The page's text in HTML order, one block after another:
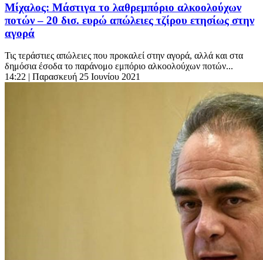
Μίχαλος: Μάστιγα το λαθρεμπόριο αλκοολούχων
ποτών – 20 δισ. ευρώ απώλειες τζίρου ετησίως στην
αγορά
Τις τεράστιες απώλειες που προκαλεί στην αγορά, αλλά και στα
δημόσια έσοδα το παράνομο εμπόριο αλκοολούχων ποτών...
14:22 | Παρασκευή 25 Ιουνίου 2021